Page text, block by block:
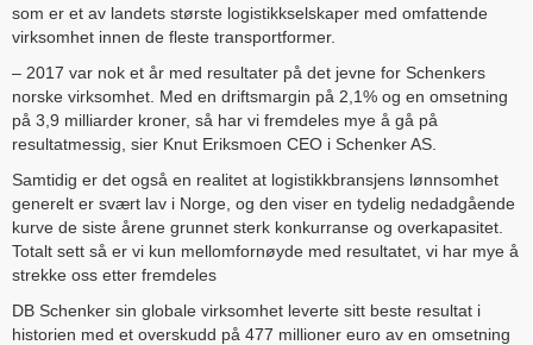
som er et av landets største logistikkselskaper med omfattende
virksomhet innen de fleste transportformer.
– 2017 var nok et år med resultater på det jevne for Schenkers
norske virksomhet. Med en driftsmargin på 2,1% og en omsetning
på 3,9 milliarder kroner, så har vi fremdeles mye å gå på
resultatmessig, sier Knut Eriksmoen CEO i Schenker AS.
Samtidig er det også en realitet at logistikkbransjens lønnsomhet
generelt er svært lav i Norge, og den viser en tydelig nedadgående
kurve de siste årene grunnet sterk konkurranse og overkapasitet.
Totalt sett så er vi kun mellomfornøyde med resultatet, vi har mye å
strekke oss etter fremdeles
DB Schenker sin globale virksomhet leverte sitt beste resultat i
historien med et overskudd på 477 millioner euro av en omsetning